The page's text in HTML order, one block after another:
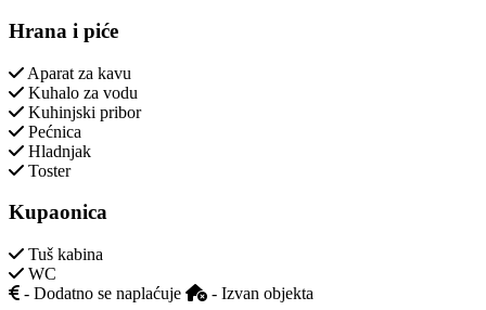
Hrana i piće
Aparat za kavu
Kuhalo za vodu
Kuhinjski pribor
Pećnica
Hladnjak
Toster
Kupaonica
Tuš kabina
WC
- Dodatno se naplaćuje
- Izvan objekta